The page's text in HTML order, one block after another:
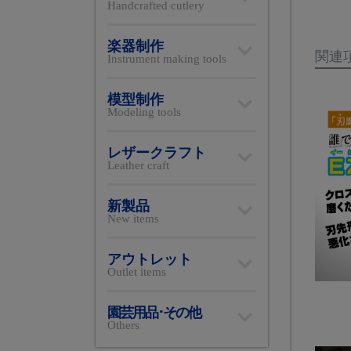
関連
Handcrafted cutlery
楽器制作
Instrument making tools
模型制作
Modeling tools
レザークラフト
Leather craft
新製品
New items
アウトレット
Outlet items
園芸用品･その他
Others